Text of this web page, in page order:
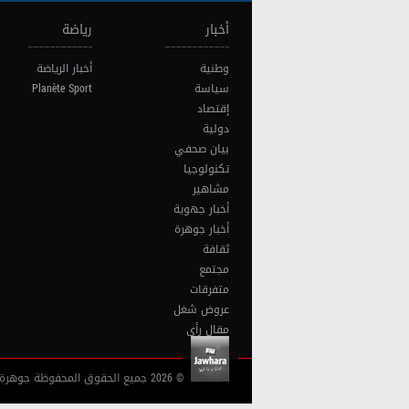
أخبار
وطنية
سياسة
إقتصاد
دولية
بيان صحفي
تكنولوجيا
مشاهير
أخبار جهوية
أخبار جوهرة
ثقافة
مجتمع
متفرقات
عروض شغل
مقال رأي
رياضة
أخبار الرياضة
Planète Sport
© 2026 جميع الحقوق المحفوظة جوهرة أف آم تونس |